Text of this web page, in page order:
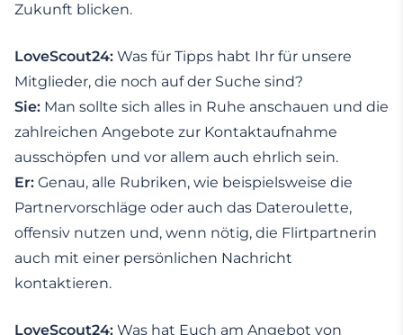
Zukunft blicken.
LoveScout24: Was für Tipps habt Ihr für unsere
Mitglieder, die noch auf der Suche sind?
Sie: Man sollte sich alles in Ruhe anschauen und die
zahlreichen Angebote zur Kontaktaufnahme
ausschöpfen und vor allem auch ehrlich sein.
Er: Genau, alle Rubriken, wie beispielsweise die
Partnervorschläge oder auch das Dateroulette,
offensiv nutzen und, wenn nötig, die Flirtpartnerin
auch mit einer persönlichen Nachricht
kontaktieren.
LoveScout24: Was hat Euch am Angebot von